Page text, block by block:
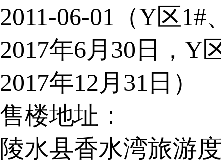
2011-06-01（Y区1#
2017年6月30日，Y
2017年12月31日）
售楼地址：
陵水县香水湾旅游